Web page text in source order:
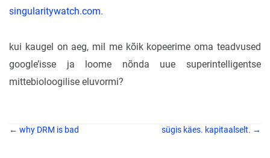
singularitywatch.com.
kui kaugel on aeg, mil me kõik kopeerime oma teadvused
google’isse ja loome nõnda uue superintelligentse
mittebioloogilise eluvormi?
← why DRM is bad sügis käes. kapitaalselt. →